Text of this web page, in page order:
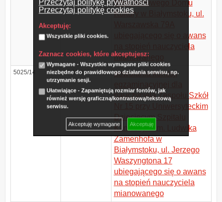
Przeczytaj politykę prywatności
Przeczytaj politykę cookies
Akceptuję:
Wszystkie pliki cookies.
Zaznacz cookies, które akceptujesz:
Wymagane - Wszystkie wymagane pliki cookies
niezbędne do prawidłowego działania serwisu, np.
utrzymanie sesji.
Ułatwiające - Zapamiętują rozmiar fontów, jak
również wersję graficzną/kontrastową/tekstową
serwisu.
Akceptuję wymagane Akceptuję
Młodzieżowego Domu
Kultury w Białymstoku, ul.
ubiegającego się o awans
na stopień nauczyciela
mianowanego
5025/14 19.11.2014
powołania komisji
nauczyciela Zespołu Szkół
Nr 15 przy Uniwersyteckim
Dziecięcym Szpitalu
Klinicznym im. Ludwika
Zamenhofa w
Białymstoku, ul. Jerzego
Waszyngtona 17
ubiegającego się o awans
na stopień nauczyciela
mianowanego